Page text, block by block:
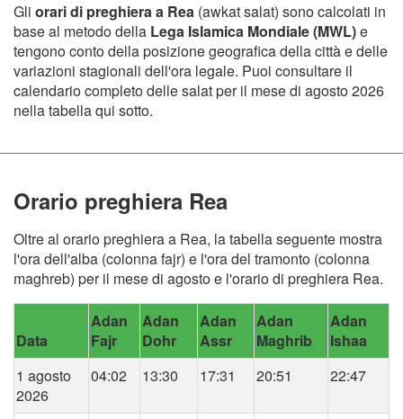
Gli orari di preghiera a Rea (awkat salat) sono calcolati in
base al metodo della Lega Islamica Mondiale (MWL)e
tengono conto della posizione geografica della città e delle
variazioni stagionali dell'ora legale. Puoi consultare il
calendario completo delle salat per il mese di agosto 2026
nella tabella qui sotto.
Orario preghiera Rea
Oltre al orario preghiera a Rea, la tabella seguente mostra
l'ora dell'alba (colonna fajr) e l'ora del tramonto (colonna
maghreb) per il mese di agosto e l'orario di preghiera Rea.
Data
Adan
Fajr
Adan
Dohr
Adan
Assr
Adan
Maghrib
Adan
Ishaa
1 agosto
2026
04:02 13:30 17:31 20:51 22:47